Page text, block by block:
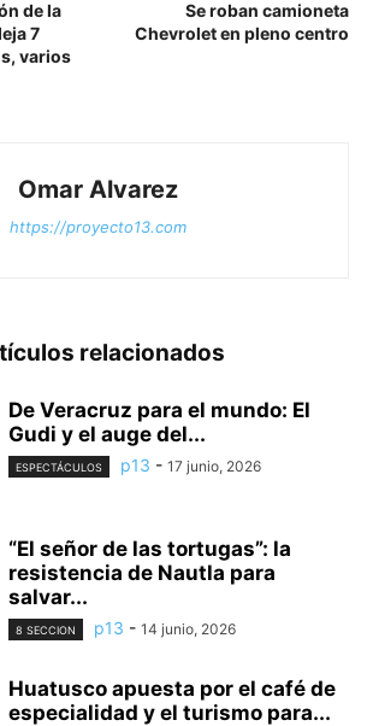
de la
7
varios
Se roban camioneta
Chevrolet en pleno centro
Omar Alvarez
https://proyecto13.com
relacionados
De Veracruz para el mundo: El
Gudi y el auge del...
ESPECTÁCULOS p13 - 17 junio, 2026
“El señor de las tortugas”: la
resistencia de Nautla para
salvar...
8 SECCION p13 - 14 junio, 2026
Huatusco apuesta por el café de
especialidad y el turismo para...